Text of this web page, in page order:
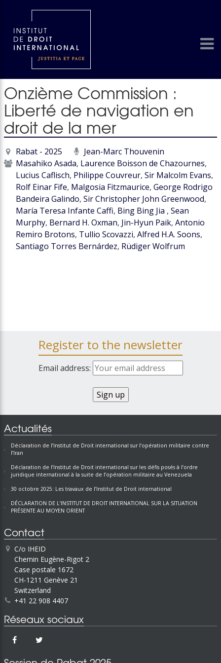
Onzième Commission :
Liberté de navigation en
droit de la mer
Rabat - 2025
Jean-Marc Thouvenin
Masahiko Asada, Laurence Boisson de Chazournes,
Lucius Caflisch, Philippe Couvreur, Sir Malcolm Evans,
Rolf Einar Fife, Malgosia Fitzmaurice, George Rodrigo
Bandeira Galindo, Sir Christopher John Greenwood,
María Teresa Infante Caffi, Bing Bing Jia , Sean
Murphy, Bernard H. Oxman, Jin-Hyun Paik, Antonio
Remiro Brotons, Tullio Scovazzi, Alfred H.A. Soons,
Santiago Torres Bernárdez, Rüdiger Wolfrum
Register to the newsletter
Email address:
Actualités
Déclaration de l’Institut de Droit international sur l’opération militaire contre
l’Iran
Déclaration de l’Institut de Droit international sur les défis posés à l’ordre
juridique international à la suite de l’opération militaire au Venezuela
30 octobre 2025: Les travaux de l’Institut de Droit international
DÉCLARATION DE L’INSTITUT DE DROIT INTERNATIONAL SUR LA SITUATION
PRÉSENTE AU MOYEN ORIENT
Contact
C/o IHEID
Chemin Eugène-Rigot 2
Case postale 1672
CH-1211 Genève 21
Switzerland
+41 22 908 4407
Réseaux sociaux